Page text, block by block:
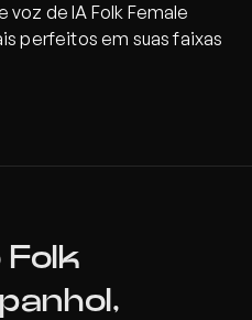
de IA Folk Female
perfeitos em suas faixas
Folk